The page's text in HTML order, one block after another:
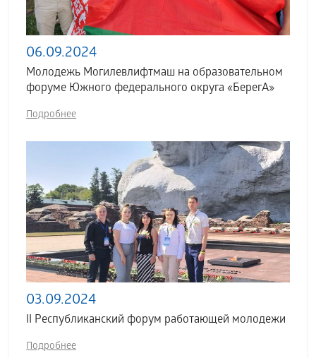
06.09.2024
Молодежь Могилевлифтмаш на образовательном
форуме Южного федерального округа «БерегА»
Подробнее
03.09.2024
II Республиканский форум работающей молодежи
Подробнее